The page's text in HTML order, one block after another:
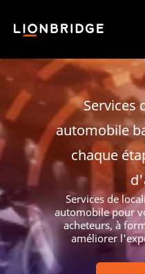
Services
automobile
chaque
Services de
automobile pour
acheteurs, à
améliorer